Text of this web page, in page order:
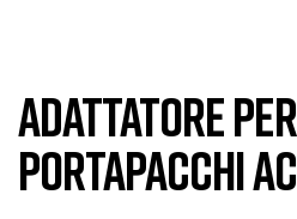
ADATTATORE PER
PORTAPACCHI